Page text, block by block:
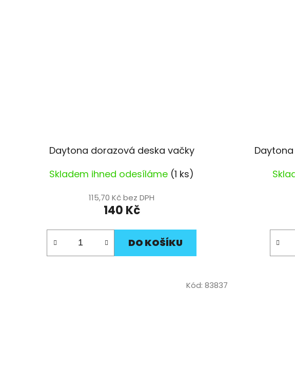
Daytona dorazová deska vačky
Skladem ihned odesíláme (1 ks)
115,70 Kč bez DPH
140 Kč
DO KOŠÍKU
Kód: 83837